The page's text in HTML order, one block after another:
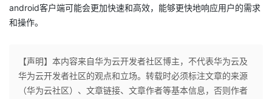
坛
圈
的
播
我
活
的
的
程
我
认
的
我
技
支
的
声
android客户端可能会更加快速和高效，能够更快地响应用户的需求
和操作。
【声明】本内容来自华为云开发者社区博主，不代表华为云及
华为云开发者社区的观点和立场。转载时必须标注文章的来源
（华为云社区）、文章链接、文章作者等基本信息，否则作者